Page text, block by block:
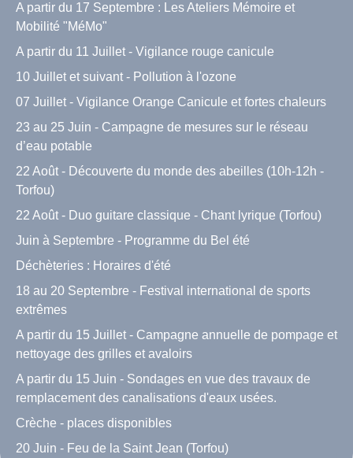
A partir du 17 Septembre : Les Ateliers Mémoire et
Mobilité "MéMo"
A partir du 11 Juillet - Vigilance rouge canicule
10 Juillet et suivant - Pollution à l'ozone
07 Juillet - Vigilance Orange Canicule et fortes chaleurs
23 au 25 Juin - Campagne de mesures sur le réseau
d’eau potable
22 Août - Découverte du monde des abeilles (10h-12h -
Torfou)
22 Août - Duo guitare classique - Chant lyrique (Torfou)
Juin à Septembre - Programme du Bel été
Déchèteries : Horaires d'été
18 au 20 Septembre - Festival international de sports
extrêmes
A partir du 15 Juillet - Campagne annuelle de pompage et
nettoyage des grilles et avaloirs
A partir du 15 Juin - Sondages en vue des travaux de
remplacement des canalisations d'eaux usées.
Crèche - places disponibles
20 Juin - Feu de la Saint Jean (Torfou)